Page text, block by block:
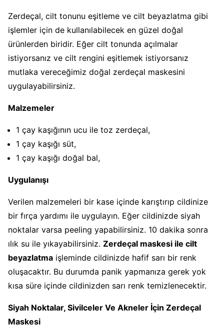
Zerdeçal, cilt tonunu eşitleme ve cilt beyazlatma gibi
işlemler için de kullanılabilecek en güzel doğal
ürünlerden biridir. Eğer cilt tonunda açılmalar
istiyorsanız ve cilt rengini eşitlemek istiyorsanız
mutlaka vereceğimiz doğal zerdeçal maskesini
uygulayabilirsiniz.
Malzemeler
1 çay kaşığının ucu ile toz zerdeçal,
1 çay kaşığı süt,
1 çay kaşığı doğal bal,
Uygulanışı
Verilen malzemeleri bir kase içinde karıştırıp cildinize
bir fırça yardımı ile uygulayın. Eğer cildinizde siyah
noktalar varsa peeling yapabilirsiniz. 10 dakika sonra
ılık su ile yıkayabilirsiniz. Zerdeçal maskesi ile cilt
beyazlatma işleminde cildinizde hafif sarı bir renk
oluşacaktır. Bu durumda panik yapmanıza gerek yok
kısa süre içinde cildinizden sarı renk temizlenecektir.
Siyah Noktalar, Sivilceler Ve Akneler İçin Zerdeçal
Maskesi